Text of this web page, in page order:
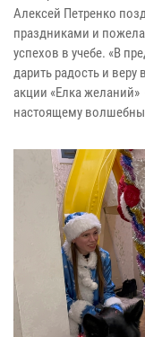
Алексей Петренко
праздниками и
успехов в учебе. «В
дарить радость и веру
акции «Елка
настоящему